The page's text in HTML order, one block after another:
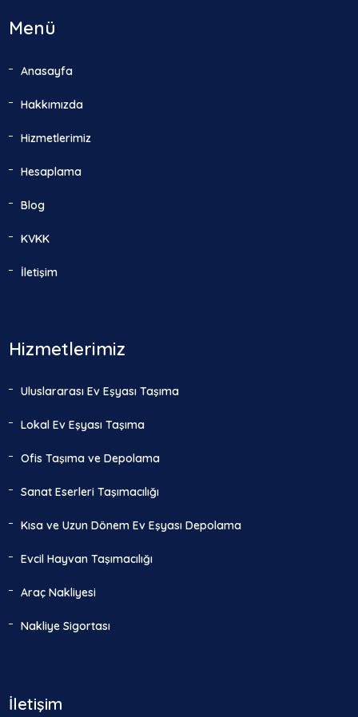
Menü
Anasayfa
Hakkımızda
Hizmetlerimiz
Hesaplama
Blog
KVKK
İletişim
Hizmetlerimiz
Uluslararası Ev Eşyası Taşıma
Lokal Ev Eşyası Taşıma
Ofis Taşıma ve Depolama
Sanat Eserleri Taşımacılığı
Kısa ve Uzun Dönem Ev Eşyası Depolama
Evcil Hayvan Taşımacılığı
Araç Nakliyesi
Nakliye Sigortası
İletişim